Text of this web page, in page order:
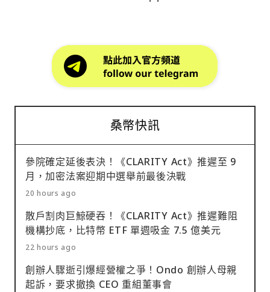
桑幣快訊
參院確定延後表決！《CLARITY Act》推遲至 9
月，加密法案迎期中選舉前最後決戰
20 hours ago
散戶割肉巨鯨硬吞！《CLARITY Act》推遲難阻
機構抄底，比特幣 ETF 單週吸金 7.5 億美元
22 hours ago
創辦人驟逝引爆經營權之爭！Ondo 創辦人母親
起訴，要求撤換 CEO 重組董事會